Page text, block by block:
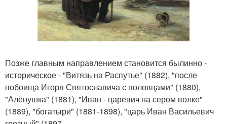
Позже главным направлением становится былинно -
историческое - "Витязь на Распутье" (1882), "после
побоища Игоря Святославича с половцами" (1880),
"Алёнушка" (1881), "Иван - царевич на сером волке"
(1889), "богатыри" (1881-1898), "царь Иван Васильевич